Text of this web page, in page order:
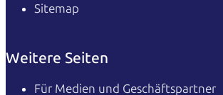
Sitemap
Weitere Seiten
Für Medien und Geschäftspartner